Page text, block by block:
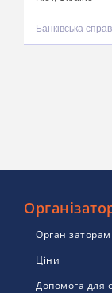
Банківська
Організаторам
Ціни
Допомога для